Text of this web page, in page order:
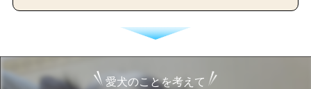
愛犬のことを考えて